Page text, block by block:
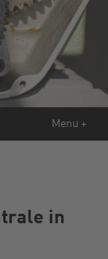
Mobile
Navigation
Menu +
in